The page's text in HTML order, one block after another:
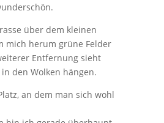
über dem kleinen
mich herum grüne Felder
Entfernung sieht
den Wolken hängen.
an dem man sich wohl